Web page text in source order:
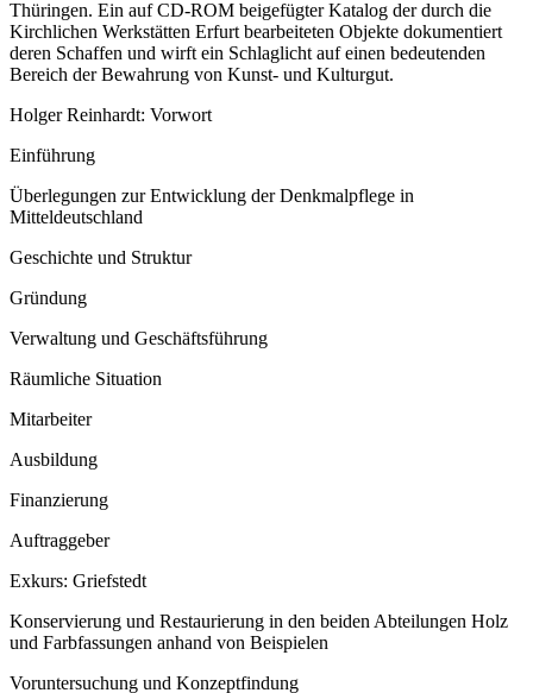
Thüringen. Ein auf CD-ROM beigefügter Katalog der durch die
Kirchlichen Werkstätten Erfurt bearbeiteten Objekte dokumentiert
deren Schaffen und wirft ein Schlaglicht auf einen bedeutenden
Bereich der Bewahrung von Kunst- und Kulturgut.
Holger Reinhardt: Vorwort
Einführung
Überlegungen zur Entwicklung der Denkmalpflege in
Mitteldeutschland
Geschichte und Struktur
Gründung
Verwaltung und Geschäftsführung
Räumliche Situation
Mitarbeiter
Ausbildung
Finanzierung
Auftraggeber
Exkurs: Griefstedt
Konservierung und Restaurierung in den beiden Abteilungen Holz
und Farbfassungen anhand von Beispielen
Voruntersuchung und Konzeptfindung